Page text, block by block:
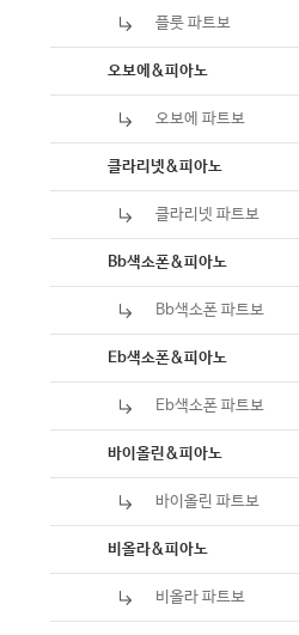
플룻 파트보
오보에&피아노
오보에 파트보
클라리넷&피아노
클라리넷 파트보
Bb색소폰&피아노
Bb색소폰 파트보
Eb색소폰&피아노
Eb색소폰 파트보
바이올린&피아노
바이올린 파트보
비올라&피아노
비올라 파트보